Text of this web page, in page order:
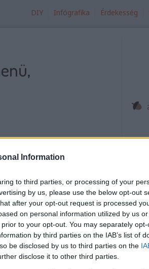
Information
to third parties, or processing of your
by us, please use the below opt-out
after your opt-out request is processed
on personal information utilized by us
to your opt-out. You may separately
by third parties on the IAB’s list of
be disclosed by us to third parties on the
disclose it to other third parties.
DIY Infógrafika Érdekesség
Ha nem szokványos
És még meg sem
tovább
Szólj hozzá!
+